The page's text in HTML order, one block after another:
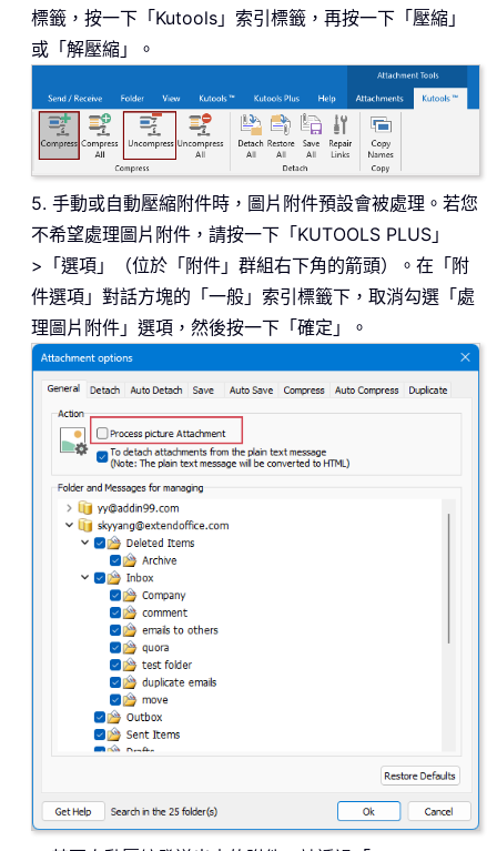
標籤，按一下「Kutools」索引標籤，再按一下「壓縮」
或「解壓縮」。
5. 手動或自動壓縮附件時，圖片附件預設會被處理。若您
不希望處理圖片附件，請按一下「KUTOOLS PLUS」
>「選項」（位於「附件」群組右下角的箭頭）。在「附
件選項」對話方塊的「一般」索引標籤下，取消勾選「處
理圖片附件」選項，然後按一下「確定」。